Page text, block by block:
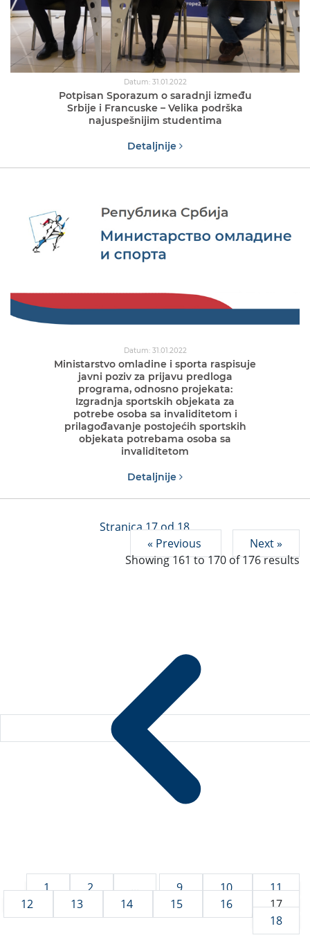
Datum: 31.01.2022
Potpisan Sporazum o saradnji između
Srbije i Francuske – Velika podrška
najuspešnijim studentima
Detaljnije
Datum: 31.01.2022
Ministarstvo omladine i sporta raspisuje
javni poziv za prijavu predloga
programa, odnosno projekata:
Izgradnja sportskih objekata za
potrebe osoba sa invaliditetom i
prilagođavanje postojećih sportskih
objekata potrebama osoba sa
invaliditetom
Detaljnije
Stranica 17 od 18
« Previous
Next »
Showing161to170 of176results
1 2 ... 9 10
11
12
13 14 15 16
17
18